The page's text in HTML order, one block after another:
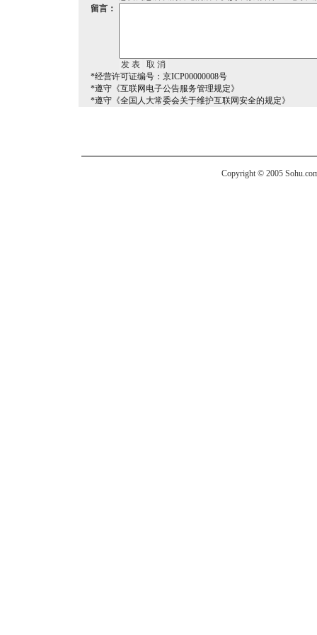
留言：
*经营许可证编号：京ICP00000008号
*遵守《互联网电子公告服务管理规定》
*遵守《全国人大常委会关于维护互联网安全的规定》
Copyright © 2005